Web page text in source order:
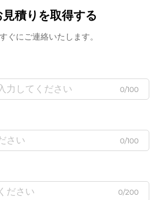
積りを取得する
ぐにご連絡いたします。
0/100
0/100
0/200